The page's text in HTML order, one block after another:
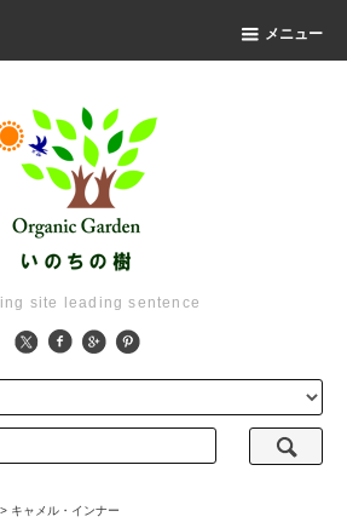
メニュー
site leading sentence
> キャメル・インナー